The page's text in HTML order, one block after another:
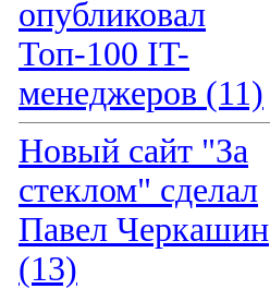
опубликовал
Топ-100 IT-
менеджеров (11)
Новый сайт "За
стеклом" сделал
Павел Черкашин
(13)